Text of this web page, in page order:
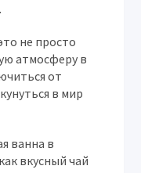
не просто
атмосферу в
от
в мир
ванна в
вкусный чай